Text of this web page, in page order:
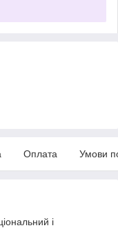
Оплата Умови
і